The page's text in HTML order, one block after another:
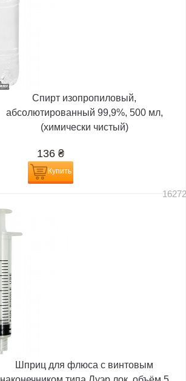
Спирт изопропиловый,
абсолютированный 99,9%, 500 мл,
(химически чистый)
136 ₴
Купить
Шприц для флюса с винтовым